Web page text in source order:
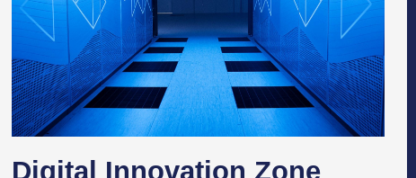
Digital Innovation Zone